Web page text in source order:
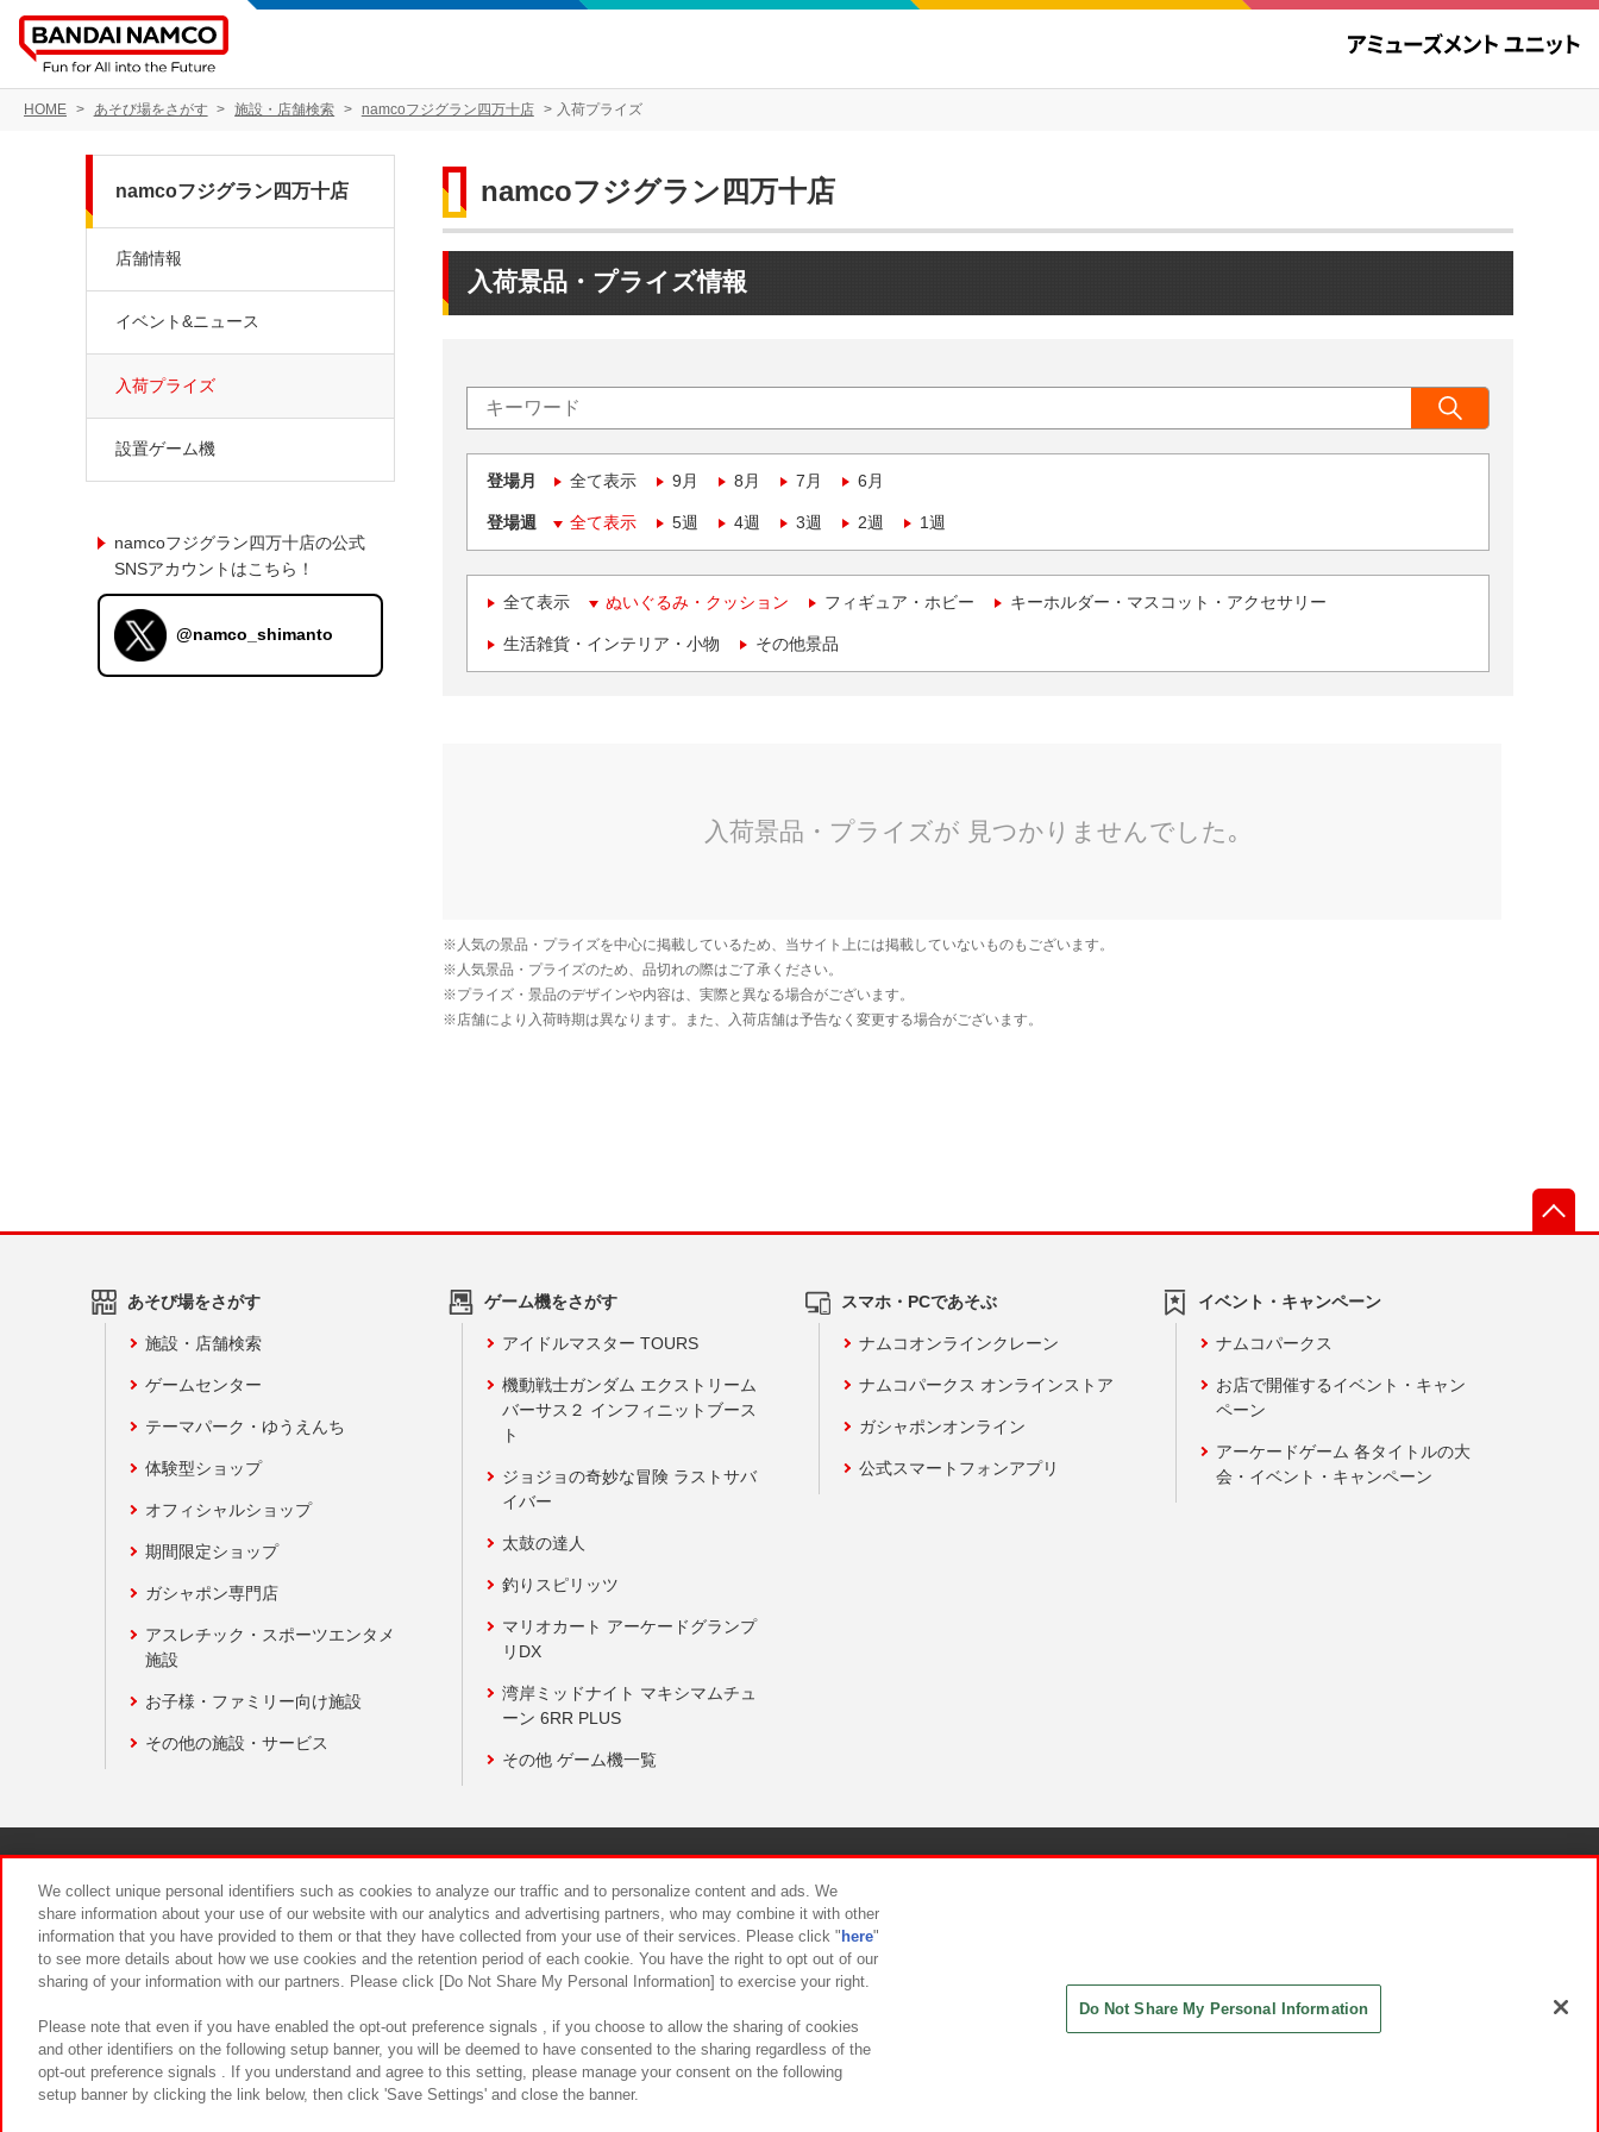
HOME あそび場をさがす 施設・店舗検索 namcoフジグラン四万十店 入荷プライズ
namcoフジグラン四万十店
入荷景品・プライズ情報
登場月 全て表示 9月 8月 7月 6月
登場週 全て表示 5週 4週 3週 2週 1週
全て表示 ぬいぐるみ・クッション フィギュア・ホビー キーホルダー・マスコット・アクセサリー
生活雑貨・インテリア・小物 その他景品
namcoフジグラン四万十店
店舗情報
イベント&ニュース
入荷プライズ
設置ゲーム機
namcoフジグラン四万十店の公式
SNSアカウントはこちら！
@namco_shimanto
あそび場をさがす
施設・店舗検索
ゲームセンター
テーマパーク・ゆうえんち
体験型ショップ
オフィシャルショップ
期間限定ショップ
ガシャポン専門店
アスレチック・スポーツエンタメ
施設
お子様・ファミリー向け施設
その他の施設・サービス
ゲーム機をさがす
アイドルマスター TOURS
機動戦士ガンダム エクストリーム
バーサス２ インフィニットブース
ト
ジョジョの奇妙な冒険 ラストサバ
イバー
太鼓の達人
釣りスピリッツ
マリオカート アーケードグランプ
リDX
湾岸ミッドナイト マキシマムチュ
ーン 6RR PLUS
その他 ゲーム機一覧
スマホ・PCであそぶ
ナムコオンラインクレーン
ナムコパークス オンラインストア
ガシャポンオンライン
公式スマートフォンアプリ
イベント・キャンペーン
ナムコパークス
お店で開催するイベント・キャン
ペーン
アーケードゲーム 各タイトルの大
会・イベント・キャンペーン
食品のご提供について カスタマーハラスメント対応方針
We collect unique personal identifiers such as cookies to analyze our traffic and to personalize content and ads. We
share information about your use of our website with our analytics and advertising partners, who may combine it with other
information that you have provided to them or that they have collected from your use of their services. Please click " here"
to see more details about how we use cookies and the retention period of each cookie. You have the right to opt out of our
sharing of your information with our partners. Please click [Do Not Share My Personal Information] to exercise your right.
Please note that even if you have enabled the opt-out preference signals , if you choose to allow the sharing of cookies
and other identifiers on the following setup banner, you will be deemed to have consented to the sharing regardless of the
opt-out preference signals . If you understand and agree to this setting, please manage your consent on the following
setup banner by clicking the link below, then click 'Save Settings' and close the banner.
Do Not Share My Personal Information